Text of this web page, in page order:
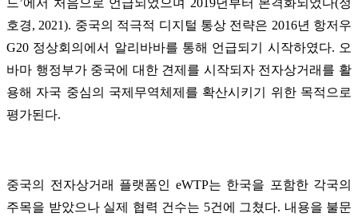
호경, 2021). 중국의 적극적 디지털 통상 전략은 2016년 항저우
G20 정상회의에서 알리바바를 통해 언급되기 시작하였다. 오
바마 행정부가 중국에 대한 견제를 시작되자 전자상거래를 활
용해 자국 중심의 국제무역체제를 확산시키기 위한 목적으로
평가된다.
중국의 전자상거래 플랫폼인 eWTP는 한국을 포함한 각국의
주목을 받았으나 실제 협력 건수는 5건에 그쳤다. 내용을 불문